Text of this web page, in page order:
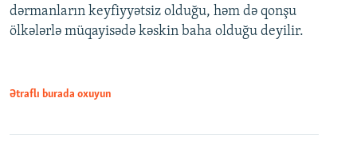
dərmanların keyfiyyətsiz olduğu, həm də qonşu
ölkələrlə müqayisədə kəskin baha olduğu deyilir.
Ətraflı burada oxuyun